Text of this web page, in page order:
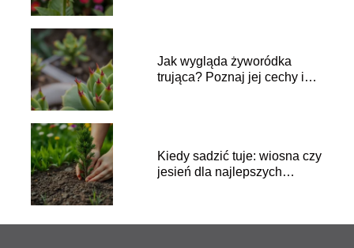
Jak wygląda żyworódka
trująca? Poznaj jej cechy i
Kiedy sadzić tuje: wiosna czy
jesień dla najlepszych